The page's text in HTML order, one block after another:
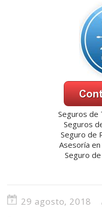
Seguros de
Seguros
Seguro de
Asesoría
Seguro
29 agosto, 2018